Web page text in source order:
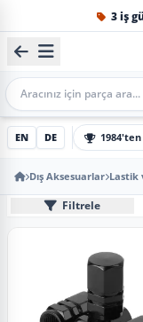
3 iş
1984'ten beri
Mobil Arama
EN DE
Dış Aksesuarlar Lastik
Jant ve Lastik
Filtrele